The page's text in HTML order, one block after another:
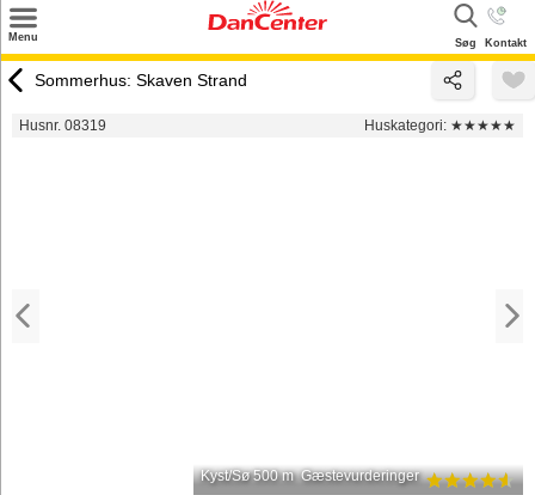
Menu Søg Kontakt
Tilbud
Sommerhus: Skaven Strand
Husnr. 08319 Huskategori: ★★★★★
Kyst/Sø 500 m Gæstevurderinger